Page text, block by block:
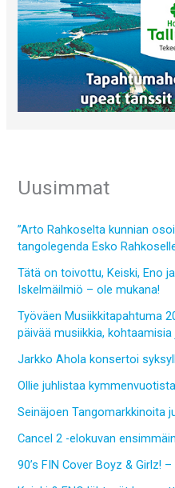
Uusimmat
”Arto Rahkoselta kunnian
tangolegenda Esko
Tätä on toivottu, Keiski, Eno
Iskelmäilmiö – ole mukana!
Työväen Musiikkitapahtuma
päivää musiikkia,
Jarkko Ahola konsertoi
Ollie juhlistaa
Seinäjoen Tangomarkkinoita
Cancel 2 -elokuvan
90’s FIN Cover Boyz & Girlz!